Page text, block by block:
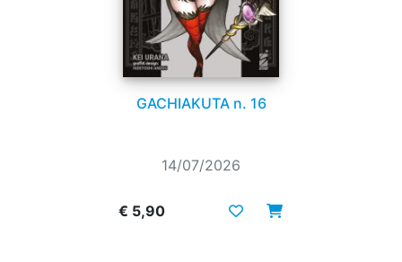
GACHIAKUTA n. 16
14/07/2026
€ 5,90